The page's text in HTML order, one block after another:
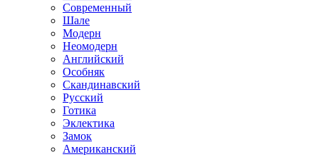
Современный
Шале
Модерн
Неомодерн
Английский
Особняк
Скандинавский
Русский
Готика
Эклектика
Замок
Американский